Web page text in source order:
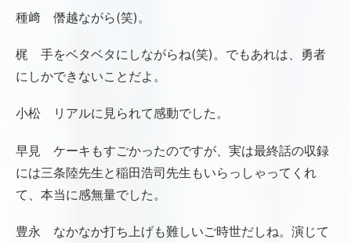
種﨑 僭越ながら(笑)。
梶 手をベタベタにしながらね(笑)。でもあれは、勇者
にしかできないことだよ。
小松 リアルに見られて感動でした。
早見 ケーキもすごかったのですが、実は最終話の収録
には三条陸先生と稲田浩司先生もいらっしゃってくれ
て、本当に感無量でした。
豊永 なかなか打ち上げも難しいご時世だしね。演じて